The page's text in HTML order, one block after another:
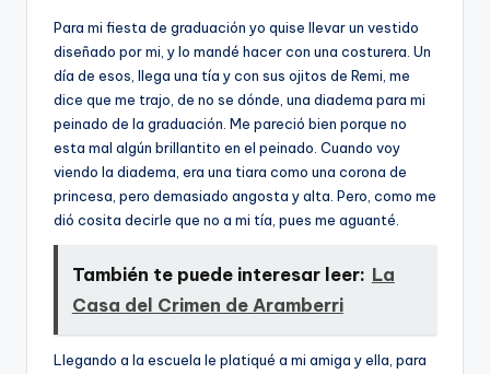
Para mi fiesta de graduación yo quise llevar un vestido
diseñado por mi, y lo mandé hacer con una costurera. Un
dí­a de esos, llega una tí­a y con sus ojitos de Remi, me
dice que me trajo, de no se dónde, una diadema para mi
peinado de la graduación. Me pareció bien porque no
esta mal algún brillantito en el peinado. Cuando voy
viendo la diadema, era una tiara como una corona de
princesa, pero demasiado angosta y alta. Pero, como me
dió cosita decirle que no a mi tí­a, pues me aguanté.
También te puede interesar leer: La
Casa del Crimen de Aramberri
Llegando a la escuela le platiqué a mi amiga y ella, para